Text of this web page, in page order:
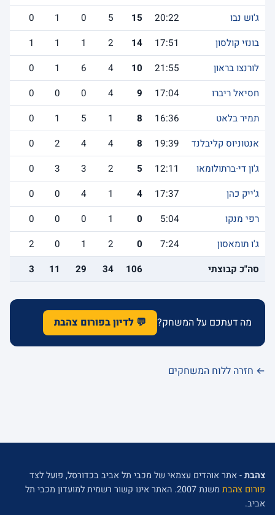
ג'וש נבו
20:22
15
5
0
1
0
בונזי קולסון
17:51
14
2
1
1
1
לורנצו בראון
21:55
10
4
6
1
0
חסיאל ריברו
17:04
9
4
0
0
0
תמיר בלאט
16:36
8
1
5
1
0
אנטוניוס קליבלנד
19:39
8
4
4
2
0
ג'ון די-ברתולומאו
12:11
5
2
3
3
0
ג'ייק כהן
17:37
4
1
4
0
0
רפי מנקו
5:04
0
1
0
0
0
ג'ו תומאסון
7:24
0
2
1
0
2
סה"כ קבוצתי
106
34
29
11
3
מה דעתכם על המשחק? 💬 לדיון בפורום צהבת
← חזרה ללוח המשחקים
צהבת- אתר אוהדים עצמאי של מכבי תל אביב בכדורסל, פועל לצד
פורום צהבת
משנת 2007. האתר אינו קשור רשמית למועדון מכבי תל
אביב.